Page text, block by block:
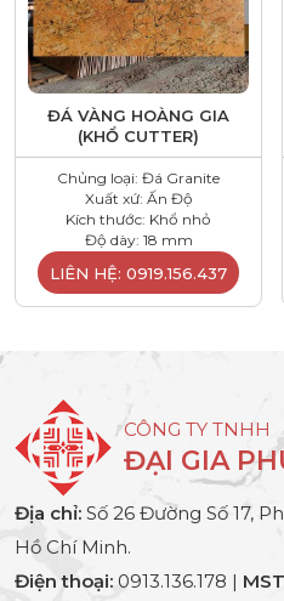
ĐÁ VÀNG HOÀNG GIA
(KHỔ CUTTER)
Chủng loại: Đá Granite
Xuất xứ: Ấn Độ
Kích thước: Khổ nhỏ
Độ dày: 18 mm
LIÊN HỆ: 0919.156.437
CÔNG TY TNHH
ĐẠI GIA
Địa chỉ: Số 26 Đường Số 17,
Hồ Chí Minh.
Điện thoại: 0913.136.178 |